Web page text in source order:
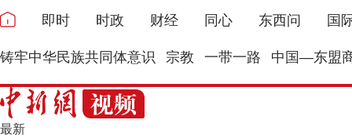
即时 时政 财经 同心 东西问 国
铸牢中华民族共同体意识 宗教 一带一路 中国—东盟
最新